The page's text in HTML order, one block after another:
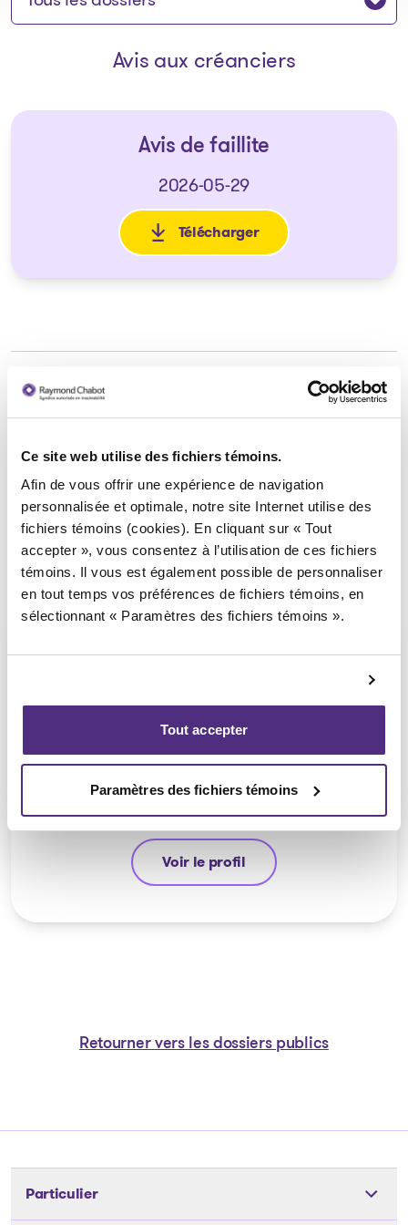
Ce site web utilise des fichiers témoins.
Afin de vous offrir une expérience de navigation
personnalisée et optimale, notre site Internet utilise des
fichiers témoins (cookies). En cliquant sur « Tout
accepter », vous consentez à l’utilisation de ces fichiers
témoins. Il vous est également possible de personnaliser
en tout temps vos préférences de fichiers témoins, en
sélectionnant « Paramètres des fichiers témoins ».
Tout accepter
Paramètres des fichiers témoins
Avis aux créanciers
Avis de faillite
2026-05-29
Télécharger
: Avis de faillite
Michel Thibault
CPA, PAIR, SAI
Voir le profil
Michel Thibault
Retourner vers les dossiers publics
Particulier